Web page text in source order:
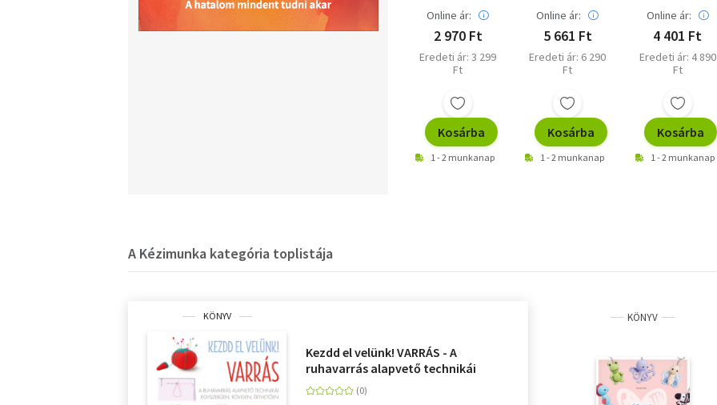
Online ár:
2 970 Ft
Eredeti ár: 3 299
Ft
Kosárba
1 - 2 munkanap
Online ár:
5 661 Ft
Eredeti ár: 6 290
Ft
Kosárba
1 - 2 munkanap
lakásba
Online ár:
4 401 Ft
Eredeti ár: 4 890
Ft
Kosárba
1 - 2 munkanap
A Kézimunka kategória toplistája
KÖNYV
Kezdd el velünk! VARRÁS - A
ruhavarrás alapvető technikái
egyszerűen, röviden, érthetően
KÖNYV